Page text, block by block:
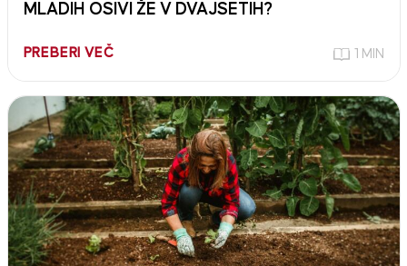
MLADIH OSIVI ŽE V DVAJSETIH?
PREBERI VEČ 1 MIN